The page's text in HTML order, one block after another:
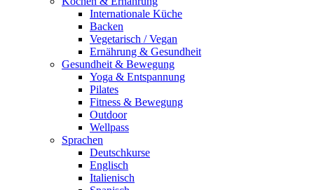
Internationale Küche
Backen
Vegetarisch / Vegan
Ernährung & Gesundheit
Gesundheit & Bewegung
Yoga & Entspannung
Pilates
Fitness & Bewegung
Outdoor
Wellpass
Sprachen
Deutschkurse
Englisch
Italienisch